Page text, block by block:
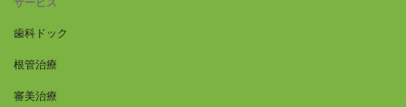
歯科ドック
根管治療
審美治療